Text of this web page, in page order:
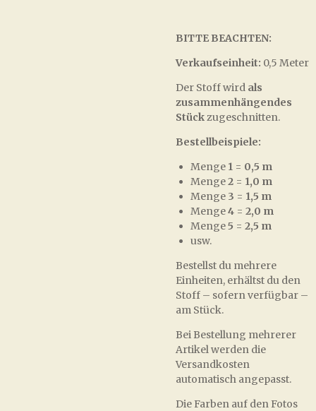
BITTE BEACHTEN:
Verkaufseinheit: 0,5 Meter
Der Stoff wird als
zusammenhängendes
Stückzugeschnitten.
Bestellbeispiele:
Menge 1 = 0,5 m
Menge2 = 1,0 m
Menge 3 = 1,5 m
Menge4 = 2,0 m
Menge5 = 2,5 m
usw.
Bestellst du mehrere
Einheiten, erhältst du den
Stoff – sofern verfügbar –
am Stück.
Bei Bestellung mehrerer
Artikel werden die
Versandkosten
automatisch angepasst.
Die Farben auf den Fotos